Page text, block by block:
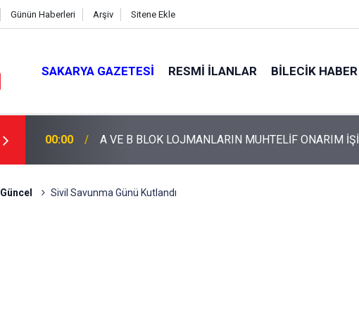
Günün Haberleri Arşiv Sitene Ekle
SAKARYA GAZETESI RESMI İLANLAR BILECIK HABER
00:00 A VE B BLOK LOJMANLARIN MUHTELİF ONARIM İŞİ
Güncel Sivil Savunma Günü Kutlandı